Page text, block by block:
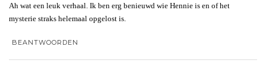
Ah wat een leuk verhaal. Ik ben erg benieuwd wie Hennie is en of het
mysterie straks helemaal opgelost is.
BEANTWOORDEN